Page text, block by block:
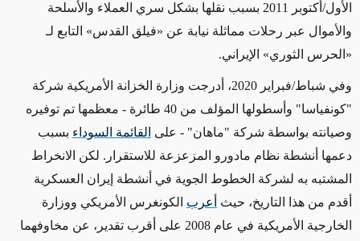
الأول/أكتوبر 2011 بسبب نقلها بشكل سري العملاء والأسلحة
والأموال عبر رحلات مماثلة نيابة عن «فيلق القدس» التابع لـ
« الحرس الثوري» الإيراني.
وفي شباط/فبراير 2020، أدرجت وزارة الخزانة الأمريكية شركة
"كونفياسا" وأسطولها المؤلف من 40 طائرة
- معظمها تم توفيره
وصيانته بواسطة شركة "ماهان" - على القائمة السوداء بسبب
دعمها أنشطة نظام مادورو المزعزعة للاستقرار. لكن الانخراط
المشتبه به لشركة الخطوط الجوية في أنشطة إيران العسكرية
أقدم من هذا التاريخ، حيث
أعرب الكونغرس الأمريكي ووزارة
الخارجية الأمريكية
في عام 2008 على أقرب تقدير، عن مخاوفهما